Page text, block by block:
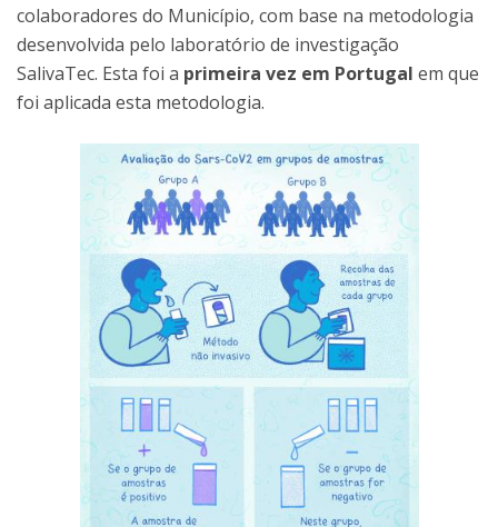
colaboradores do Município, com base na metodologia
desenvolvida pelo laboratório de investigação
SalivaTec. Esta foi a primeira vez em Portugal em que
foi aplicada esta metodologia.